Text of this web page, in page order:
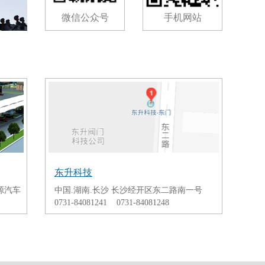
微信公众号 手机网站
汽车
东升科技
中国.湖南.长沙 长沙经开区东二路南一号
0731-84081241 0731-84081248